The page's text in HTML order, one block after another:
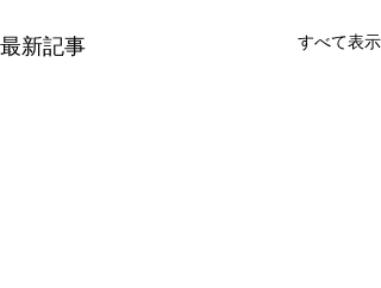
最新記事 すべて表示